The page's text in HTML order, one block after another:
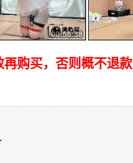
购买，否则概不退款